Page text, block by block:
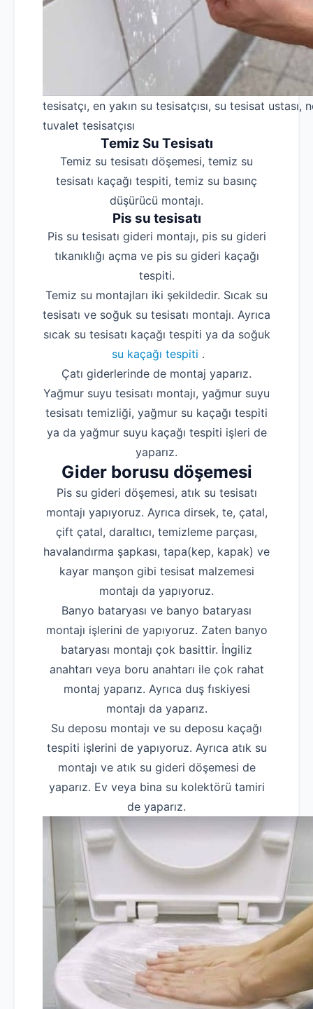
tesisatçı, en yakın su tesisatçısı, su tesisat
tuvalet tesisatçısı
Temiz Su Tesisatı
Temiz su tesisatı döşemesi, temiz su
tesisatı kaçağı tespiti, temiz su basınç
düşürücü montajı.
Pis su tesisatı
Pis su tesisatı gideri montajı, pis su gideri
tıkanıklığı açma ve pis su gideri kaçağı
tespiti.
Temiz su montajları iki şekildedir. Sıcak su
tesisatı ve soğuk su tesisatı montajı. Ayrıca
sıcak su tesisatı kaçağı tespiti ya da soğuk
su kaçağı tespiti .
Çatı giderlerinde de montaj yaparız.
Yağmur suyu tesisatı montajı, yağmur suyu
tesisatı temizliği, yağmur su kaçağı tespiti
ya da yağmur suyu kaçağı tespiti işleri de
yaparız.
Gider borusu döşemesi
Pis su gideri döşemesi, atık su tesisatı
montajı yapıyoruz. Ayrıca dirsek, te, çatal,
çift çatal, daraltıcı, temizleme parçası,
havalandırma şapkası, tapa(kep, kapak) ve
kayar manşon gibi tesisat malzemesi
montajı da yapıyoruz.
Banyo bataryası ve banyo bataryası
montajı işlerini de yapıyoruz. Zaten banyo
bataryası montajı çok basittir. İngiliz
anahtarı veya boru anahtarı ile çok rahat
montaj yaparız. Ayrıca duş fıskiyesi
montajı da yaparız.
Su deposu montajı ve su deposu kaçağı
tespiti işlerini de yapıyoruz. Ayrıca atık su
montajı ve atık su gideri döşemesi de
yaparız. Ev veya bina su kolektörü tamiri
de yaparız.